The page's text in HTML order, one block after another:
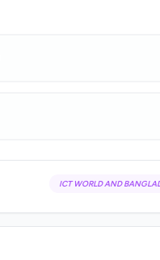
ICT WORLD AND